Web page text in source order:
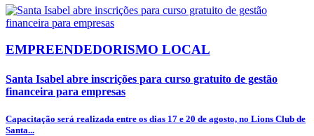
EMPREENDEDORISMO LOCAL
Santa Isabel abre inscrições para curso gratuito de gestão
financeira para empresas
Capacitação será realizada entre os dias 17 e 20 de agosto, no Lions Club de
Santa...